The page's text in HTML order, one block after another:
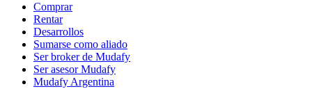
Comprar
Rentar
Desarrollos
Sumarse como aliado
Ser broker de Mudafy
Ser asesor Mudafy
Mudafy Argentina